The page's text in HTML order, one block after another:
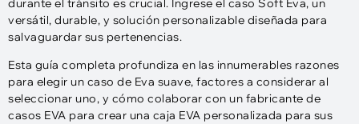
durante el tránsito es crucial. Ingrese el caso Soft Eva, un
versátil, durable, y solución personalizable diseñada para
salvaguardar sus pertenencias.
Esta guía completa profundiza en las innumerables razones
para elegir un caso de Eva suave, factores a considerar al
seleccionar uno, y cómo colaborar con un fabricante de
casos EVA para crear una caja EVA personalizada para sus